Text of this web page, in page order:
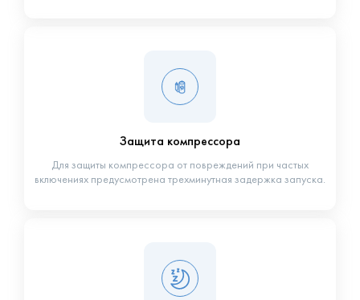
Защита компрессора
Для защиты компрессора от повреждений при частых
включениях предусмотрена трехминутная задержка запуска.